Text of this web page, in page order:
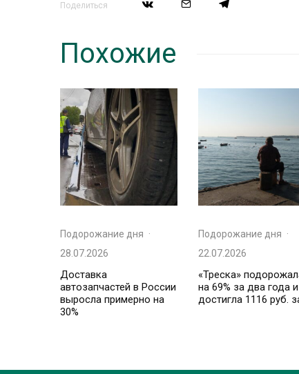
Поделиться
Похожие
Подорожание дня ·
28.07.2026
Доставка
автозапчастей в России
выросла примерно на
30%
Подорожание дня ·
22.07.2026
«Треска»
на 69% за два года и
достигла 1116 руб.